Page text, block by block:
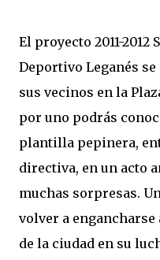
El proyecto 2011-2012
Deportivo Leganés
sus vecinos en la
por uno podrás
plantilla pepinera,
directiva, en un acto
muchas sorpresas.
volver a
de la ciudad en su